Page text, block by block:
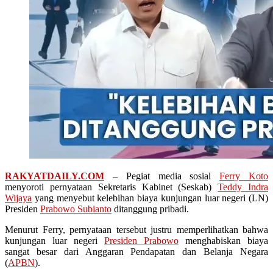
RAKYATDAILY.COM – Pegiat media sosialFerry Koto
menyoroti pernyataan Sekretaris Kabinet (Seskab)Teddy Indra
Wijaya yang menyebut kelebihan biaya kunjungan luar negeri (LN)
Presiden Prabowo Subianto ditanggung pribadi.
Menurut Ferry, pernyataan tersebut justru memperlihatkan bahwa
kunjungan luar negeri Presiden Prabowo menghabiskan biaya
sangat besar dari Anggaran Pendapatan dan Belanja Negara
(APBN).